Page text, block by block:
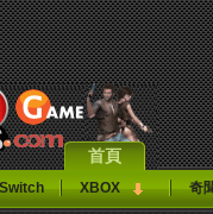
首頁
Switch XBOX 奇